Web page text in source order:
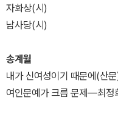
자화상(시)
남사당(시)
송계월
내가 신여성이기 때문에(산
여인문예가 크릅 문제―최정